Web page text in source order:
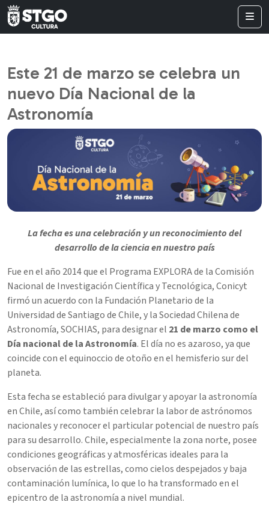
Este 21 de marzo se celebra un
nuevo Día Nacional de la
Astronomía
La fecha es una celebración y un reconocimiento del
desarrollo de la ciencia en nuestro país
Fue en el año 2014 que el Programa EXPLORA de la Comisión
Nacional de Investigación Científica y Tecnológica, Conicyt
firmó un acuerdo con la Fundación Planetario de la
Universidad de Santiago de Chile, y la Sociedad Chilena de
Astronomía, SOCHIAS, para designar el 21 de marzo como el
Día nacional de la Astronomía. El día no es azaroso, ya que
coincide con el equinoccio de otoño en el hemisferio sur del
planeta.
Esta fecha se estableció para divulgar y apoyar la astronomía
en Chile, así como también celebrar la labor de astrónomos
nacionales y reconocer el particular potencial de nuestro país
para su desarrollo. Chile, especialmente la zona norte, posee
condiciones geográficas y atmosféricas ideales para la
observación de las estrellas, como cielos despejados y baja
contaminación lumínica, lo que lo ha transformado en el
epicentro de la astronomía a nivel mundial.